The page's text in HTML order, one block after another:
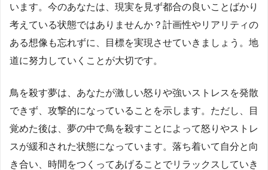
います。今のあなたは、現実を見ず都合の良いことばかり
考えている状態ではありませんか？計画性やリアリティの
ある想像も忘れずに、目標を実現させていきましょう。地
道に努力していくことが大切です。
鳥を殺す夢は、あなたが激しい怒りや強いストレスを発散
できず、攻撃的になっていることを示します。ただし、目
覚めた後は、夢の中で鳥を殺すことによって怒りやストレ
スが緩和された状態になっています。落ち着いて自分と向
き合い、時間をつくってあげることでリラックスしていき